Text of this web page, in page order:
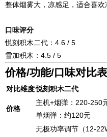
整体烟雾大，凉感足，适合喜欢
口味评分
悦刻积木二代：4.6 / 5
雪加积木：4.5 / 5
价格/功能/口味对比表
对比维度悦刻积木二代
价格
主机+烟弹：220-250
单烟弹：约120元
无极功率调节（12-